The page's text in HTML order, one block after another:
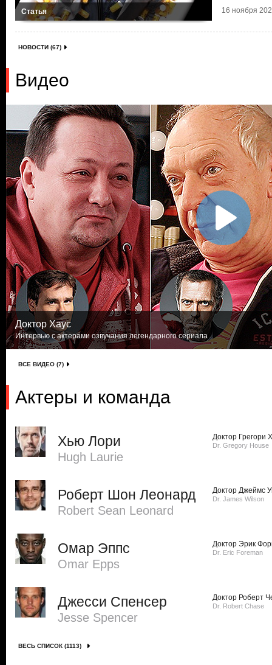
Статья 16 ноября
НОВОСТИ (67)
Видео
Доктор Хаус
Интервью с актерами озвучания легендарного сериала
ВСЕ ВИДЕО (7)
Актеры и команда
Хью Лори
Hugh Laurie
Доктор Грегори
Dr. Gregory House
Роберт Шон Леонард
Robert Sean Leonard
Доктор Джеймс
Dr. James Wilson
Омар Эппс
Omar Epps
Доктор Эрик
Dr. Eric Foreman
Джесси Спенсер
Jesse Spencer
Доктор Роберт
Dr. Robert Chase
ВЕСЬ СПИСОК (1113)